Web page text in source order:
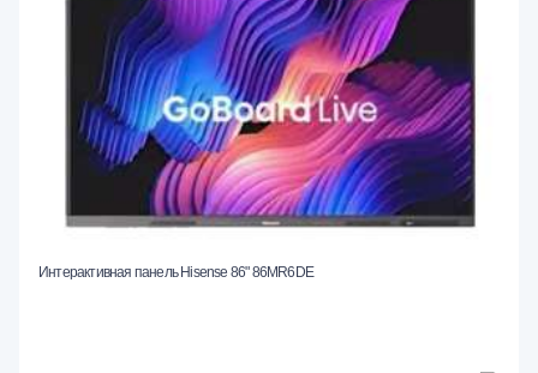
Интерактивная панель Hisense 86" 86MR6DE